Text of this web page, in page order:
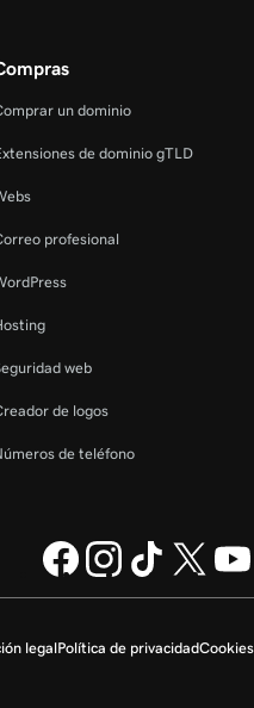
un dominio
de dominio gTLD
profesional
web
de logos
de teléfono
legalPolítica de privacidadCookies